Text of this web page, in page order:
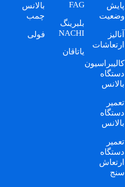
پایش
وضعیت
آنالیز
ارتعاشات
کالیبراسیون
دستگاه
بالانس
تعمیر
دستگاه
بالانس
تعمیر
دستگاه
ارتعاش
سنج
FAG
بلبرینگ
NACHI
یاتاقان
بالانس
چمب
فولی